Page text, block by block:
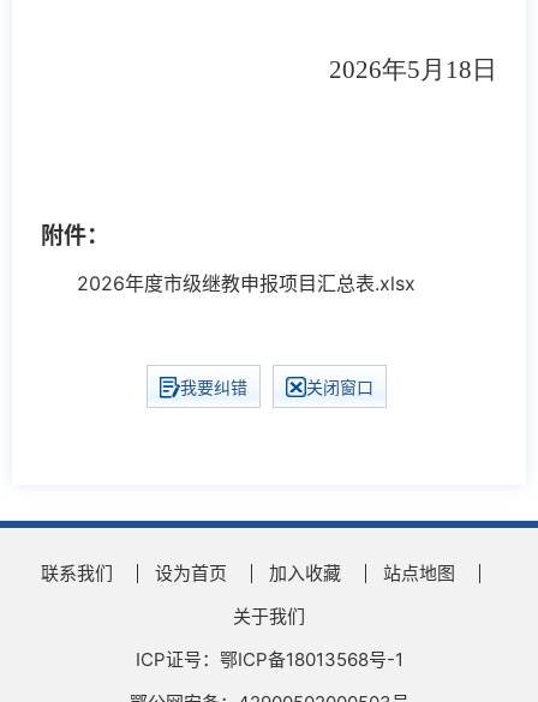
2026年5月 18 日
附件：
2026年度市级继教申报项目汇总表.xlsx
我要纠错 关闭窗口
联系我们 设为首页 加入收藏
站点地图
关于我们
ICP证号：鄂ICP备18013568号-1